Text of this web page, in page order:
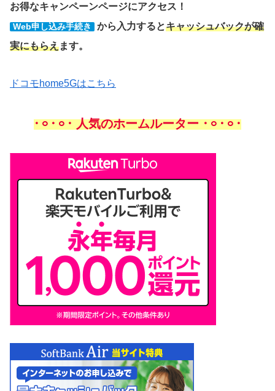
お得なキャンペーンページにアクセス！
Web申し込み手続き から入力するとキャッシュバックが確
実にもらえます。
ドコモhome5Gはこちら
𐄁𐄙𐄁𐄙𐄁 人気のホームルーター 𐄁𐄙𐄁𐄙𐄁